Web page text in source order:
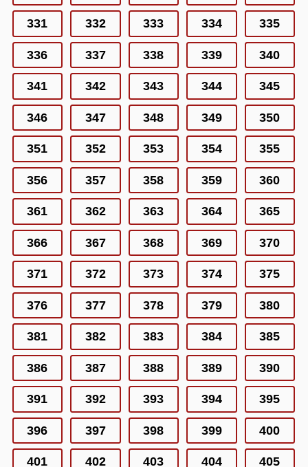
331 332 333 334 335
336 337 338 339 340
341 342 343 344 345
346 347 348 349 350
351 352 353 354 355
356 357 358 359 360
361 362 363 364 365
366 367 368 369 370
371 372 373 374 375
376 377 378 379 380
381 382 383 384 385
386 387 388 389 390
391 392 393 394 395
396 397 398 399 400
401 402 403 404 405